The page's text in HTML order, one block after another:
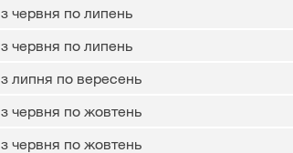
з червня по липень
з червня по липень
з липня по вересень
з червня по жовтень
з червня по жовтень